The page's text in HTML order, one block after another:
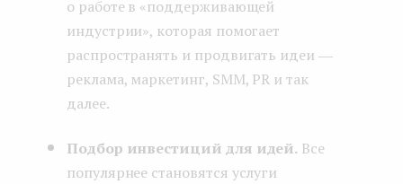
о работе в «поддерживающей
индустрии», которая помогает
распространять и продвигать идеи ―
реклама, маркетинг, SMM, PR и так
далее.
Подбор инвестиций для идей. Все
популярнее становятся услуги